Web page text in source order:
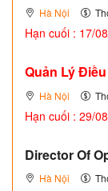
Hà Nội
Hạn cuối : 17/
Quản Lý
Hà Nội
Hạn cuối : 29/
Director Of
Hà Nội